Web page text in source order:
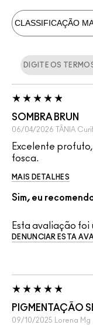
SOMBRA BRUN
06/04/2026 TÂNIA
Excelente
fosca.
MAIS DETALHES
Sim, eu
Esta avaliação foi
DENUNCIAR ESTA
PIGMENTAÇÃO
09/10/2025 Lorena Mg